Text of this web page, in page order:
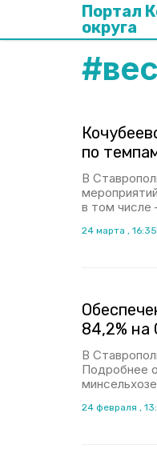
Портал
округа
#
по
В
в том числе
24 марта , 16:35
84,2% на
В
Подробнее
24 февраля ,